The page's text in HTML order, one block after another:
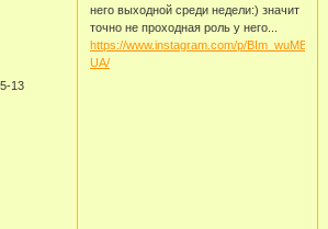
13
него выходной среди недели:) значит
точно не проходная роль у него...
https://www.instagram.com/p/BIm_wuMB-
UA/